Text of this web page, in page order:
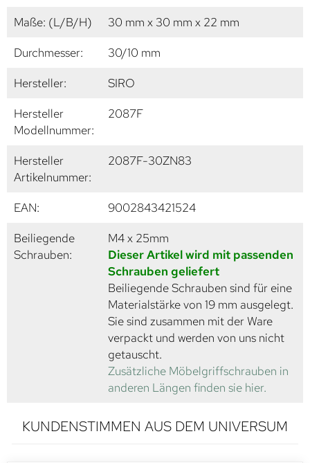
Maße: (L/B/H)
30 mm x 30 mm x 22 mm
Durchmesser:
30/10 mm
Hersteller:
SIRO
Hersteller
Modellnummer:
2087F
Hersteller
Artikelnummer:
2087F-30ZN83
EAN:
9002843421524
Beiliegende
Schrauben:
M4 x 25mm
Dieser Artikel wird mit passenden
Schrauben geliefert
Beiliegende Schrauben sind für eine
Materialstärke von 19 mm ausgelegt.
Sie sind zusammen mit der Ware
verpackt und werden von uns nicht
getauscht.
Zusätzliche Möbelgriffschrauben in
anderen Längen finden sie hier.
KUNDENSTIMMEN AUS DEM UNIVERSUM